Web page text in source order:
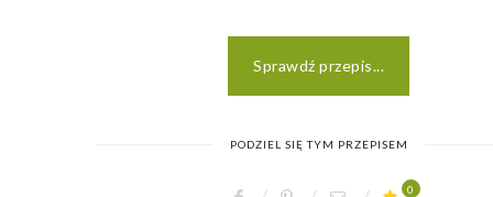
Sprawdź przepis...
PODZIEL SIĘ TYM PRZEPISEM
0